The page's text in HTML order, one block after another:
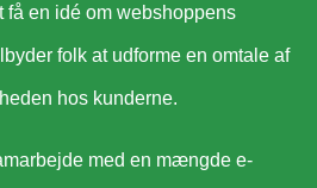
få en idé om webshoppens
folk at udforme en omtale af
hos kunderne.
med en mængde e-